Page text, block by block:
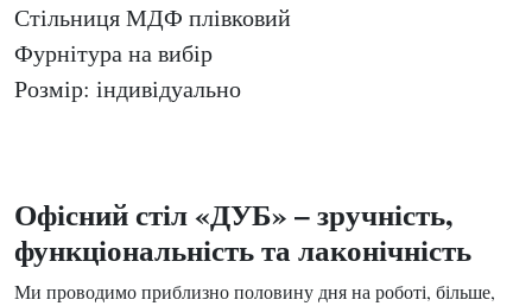
Стільниця МДФ плівковий
Фурнітура на вибір
Розмір: індивідуально
Офісний стіл «ДУБ» – зручність,
функціональність та лаконічність
Ми проводимо приблизно половину дня на роботі, більше,